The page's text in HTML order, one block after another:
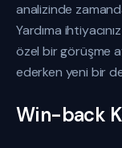
analizinde
Yardıma
özel bir görüşme
ederken yeni bir
Win-back